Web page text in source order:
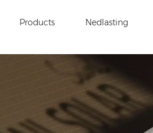
Products Nedlasting